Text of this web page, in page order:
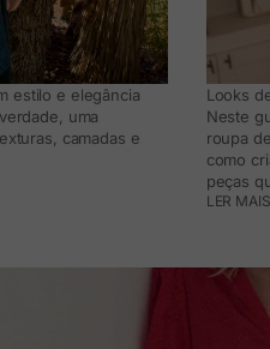
estilo e elegância
uma
camadas e
Looks
Neste
roupa
como
peças
LER MAIS